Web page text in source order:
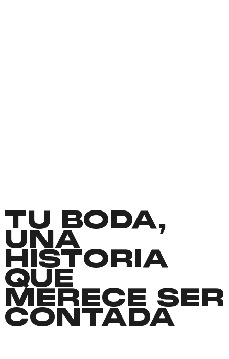
TU BODA,
UNA
HISTORIA
QUE
MERECE SER
CONTADA